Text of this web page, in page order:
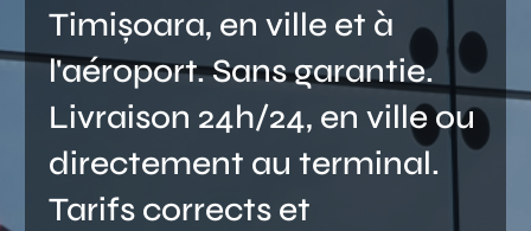
Timișoara, en ville et à
l'aéroport. Sans garantie.
Livraison 24h/24, en ville ou
directement au terminal.
Tarifs corrects et